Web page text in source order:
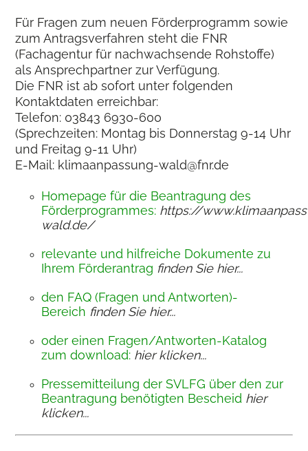
Für Fragen zum neuen Förderprogramm sowie
zum Antragsverfahren steht die FNR
(Fachagentur für nachwachsende Rohstoffe)
als Ansprechpartner zur Verfügung.
Die FNR ist ab sofort unter folgenden
Kontaktdaten erreichbar:
Telefon: 03843 6930-600
(Sprechzeiten: Montag bis Donnerstag 9-14 Uhr
und Freitag 9-11 Uhr)
E-Mail: klimaanpassung-wald@fnr.de
Homepage für die Beantragung des
Förderprogrammes: https://
wald.de/
relevante und hilfreiche Dokumente zu
Ihrem Förderantrag finden Sie hier...
den FAQ (Fragen und Antworten)-
Bereich finden Sie hier...
oder einen Fragen/Antworten-Katalog
zum download: hier klicken...
Pressemitteilung der SVLFG über den zur
Beantragung benötigten Bescheid hier
klicken...